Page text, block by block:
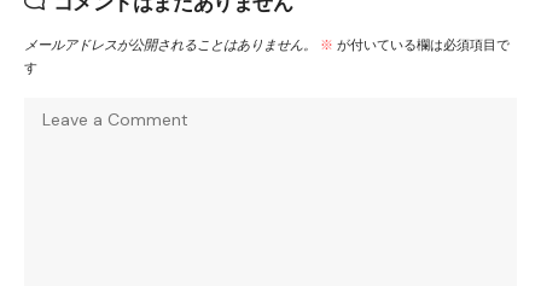
メールアドレスが公開されることはありません。 ※ が付いている欄は必須項目で
す